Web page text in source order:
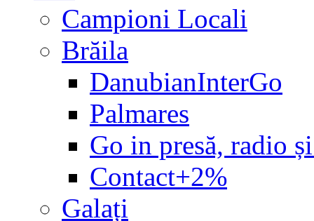
Campioni Locali
Brăila
DanubianInterGo
Palmares
Go in presă, radio
Contact+2%
Galați